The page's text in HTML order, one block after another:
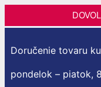
naDoručenie tovaru
pondelok – piatok,